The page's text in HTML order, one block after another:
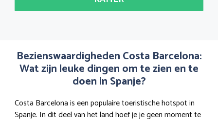
Bezienswaardigheden Costa Barcelona:
Wat zijn leuke dingen om te zien en te
doen in Spanje?
Costa Barcelona is een populaire toeristische hotspot in
Spanje. In dit deel van het land hoef je je geen moment te